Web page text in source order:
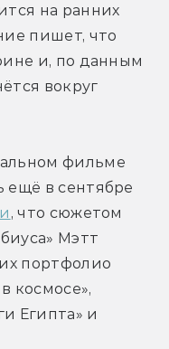
на ранних
пишет, что
и, по данным
вокруг
фильме
ещё в сентябре
, что сюжетом
Мэтт
портфолио
космосе»,
Египта» и